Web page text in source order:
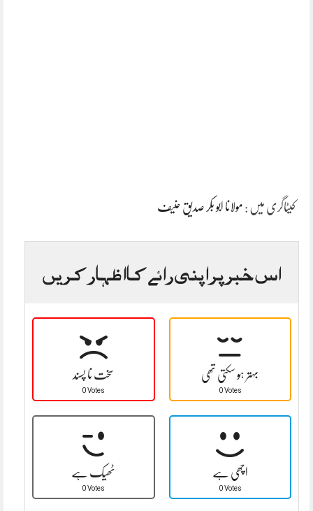
کیٹاگری میں : مولانا ابو بکر صدیق حنیف
اس خبر پر اپنی رائے کا اظہار کریں
سخت نا پسند
0 Votes
بہتر ہو سکتی تھی
0 Votes
ٹھیک ہے
0 Votes
اچھی ہے
0 Votes